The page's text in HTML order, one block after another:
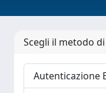
Scegli il metodo
Autenticazione